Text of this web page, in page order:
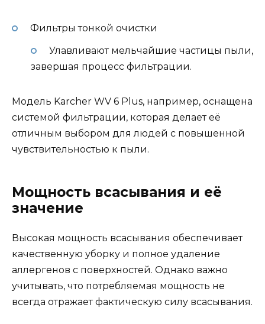
Фильтры тонкой очистки
Улавливают мельчайшие частицы пыли,
завершая процесс фильтрации.
Модель Karcher WV 6 Plus, например, оснащена
системой фильтрации, которая делает её
отличным выбором для людей с повышенной
чувствительностью к пыли.
Мощность всасывания и её
значение
Высокая мощность всасывания обеспечивает
качественную уборку и полное удаление
аллергенов с поверхностей. Однако важно
учитывать, что потребляемая мощность не
всегда отражает фактическую силу всасывания.